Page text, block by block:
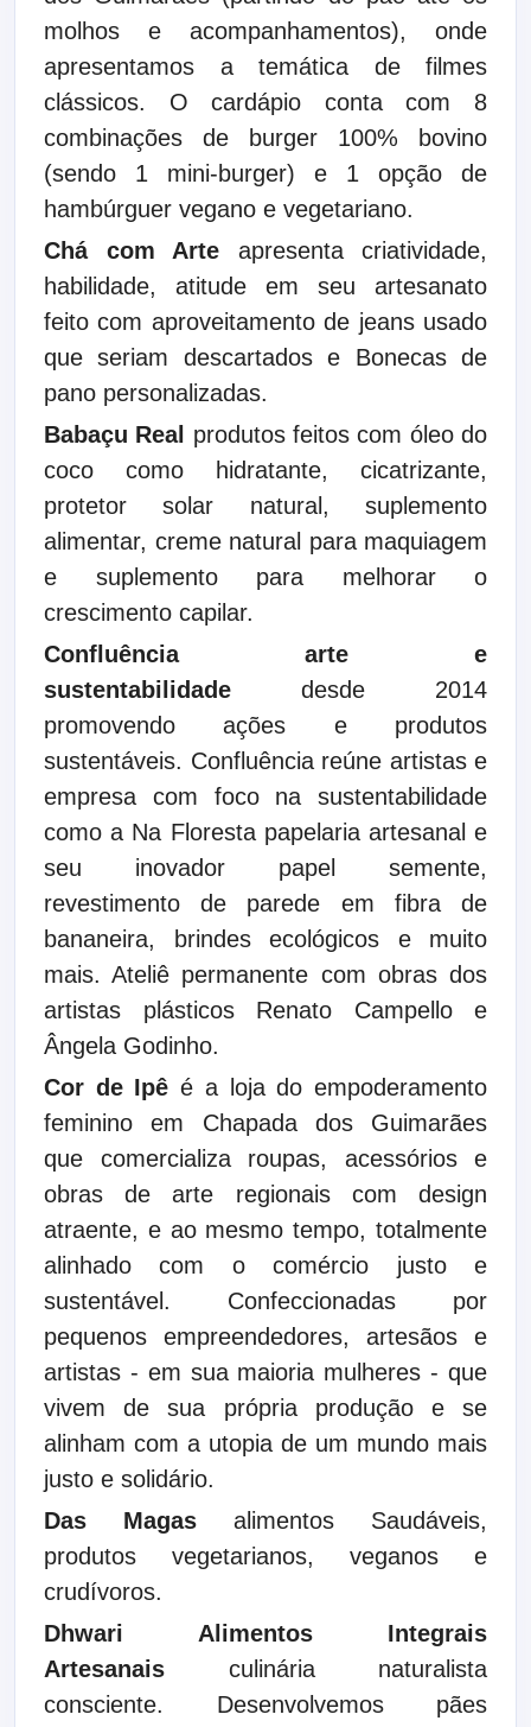
molhos e acompanhamentos), onde
apresentamos a temática de filmes
clássicos. O cardápio conta com 8
combinações de burger 100% bovino
(sendo 1 mini-burger) e 1 opção de
hambúrguer vegano e vegetariano.
Chá com Arte apresenta criatividade,
habilidade, atitude em seu artesanato
feito com aproveitamento de jeans usado
que seriam descartados e Bonecas de
pano personalizadas.
Babaçu Real produtos feitos com óleo do
coco como hidratante, cicatrizante,
protetor solar natural, suplemento
alimentar, creme natural para maquiagem
e suplemento para melhorar o
crescimento capilar.
Confluência arte e
sustentabilidade
desde 2014
promovendo ações e produtos
sustentáveis. Confluência reúne artistas e
empresa com foco na sustentabilidade
como a Na Floresta papelaria artesanal e
seu inovador papel semente,
revestimento de parede em fibra de
bananeira, brindes ecológicos e muito
mais. Ateliê permanente com obras dos
artistas plásticos Renato Campello e
Ângela Godinho.
Cor de Ipê é a loja do empoderamento
feminino em Chapada dos Guimarães
que comercializa roupas, acessórios e
obras de arte regionais com design
atraente, e ao mesmo tempo, totalmente
alinhado com o comércio justo e
sustentável. Confeccionadas por
pequenos empreendedores, artesãos e
artistas - em sua maioria mulheres - que
vivem de sua própria produção e se
alinham com a utopia de um mundo mais
justo e solidário.
Das Magas
alimentos Saudáveis,
produtos vegetarianos, veganos e
crudívoros.
Dhwari Alimentos Integrais
Artesanais
culinária naturalista
consciente. Desenvolvemos pães